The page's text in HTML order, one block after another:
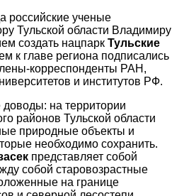
российские ученые
Тульской области Владимиру
создать нацпарк Тульские
к главе региона подписались
корреспонденты РАН,
и институтов РФ.
на территории
районов Тульской области
природные объекты и
необходимо сохранить.
представляет собой
собой старовозрастные
на границе